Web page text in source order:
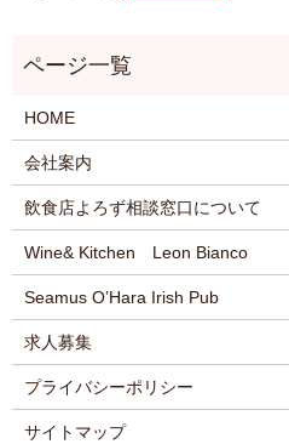
HOME
会社案内
飲食店よろず相談窓口について
Wine& Kitchen Leon Bianco
Seamus O’Hara Irish Pub
求人募集
プライバシーポリシー
サイトマップ